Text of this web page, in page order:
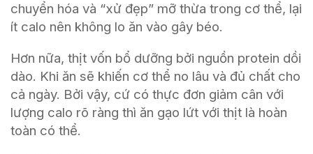
chuyển hóa và “xử đẹp” mỡ thừa trong cơ thể, lại
ít calo nên không lo ăn vào gây béo.
Hơn nữa, thịt vốn bổ dưỡng bởi nguồn protein dồi
dào. Khi ăn sẽ khiến cơ thể no lâu và đủ chất cho
cả ngày. Bởi vậy, cứ có thực đơn giảm cân với
lượng calo rõ ràng thì ăn gạo lứt với thịt là hoàn
toàn có thể.